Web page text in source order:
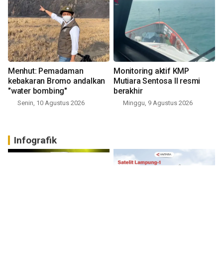
Menhut: Pemadaman
kebakaran Bromo andalkan
"water bombing"
Senin, 10 Agustus 2026
Monitoring aktif KMP
Mutiara Sentosa II resmi
berakhir
Minggu, 9 Agustus 2026
Infografik